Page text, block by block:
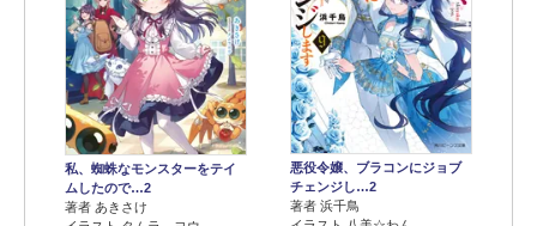
私、蜘蛛なモンスターをテイ
ムしたので…2
著者 あきさけ
悪役令嬢、ブラコンにジョブ
チェンジし…2
著者 浜千鳥